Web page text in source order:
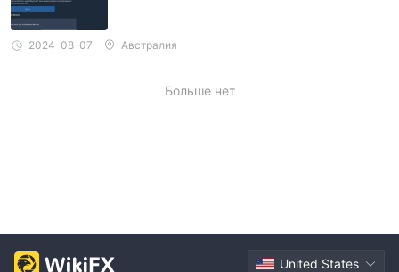
2024-08-07 Австралия
Больше нет
United States